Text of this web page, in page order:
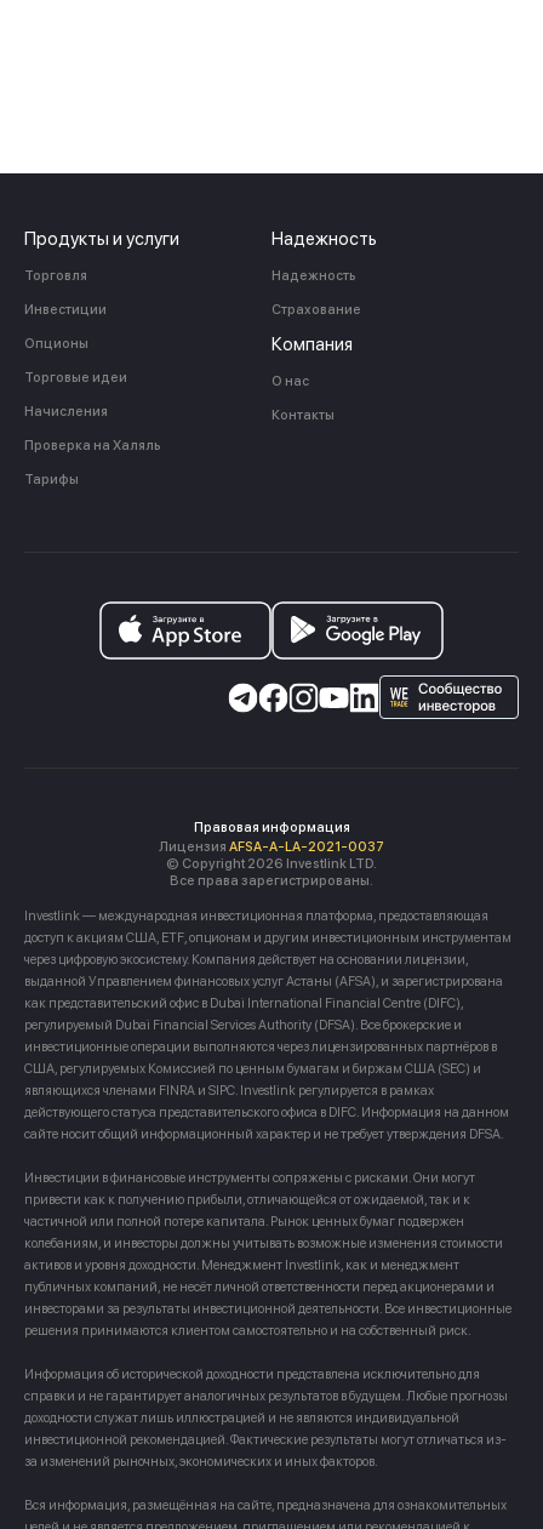
Продукты и услуги
Торговля
Инвестиции
Опционы
Торговые идеи
Начисления
Проверка на Халяль
Тарифы
Надежность
Надежность
Страхование
Компания
О нас
Контакты
Правовая информация
Лицензия AFSA-A-LA-2021-0037
© Copyright 2026 Investlink LTD.
Все права зарегистрированы.
Investlink — международная инвестиционная платформа, предоставляющая
доступ к акциям США, ETF, опционам и другим инвестиционным инструментам
через цифровую экосистему. Компания действует на основании лицензии,
выданной Управлением финансовых услуг Астаны (AFSA), и зарегистрирована
как представительский офис в Dubai International Financial Centre (DIFC),
регулируемый Dubai Financial Services Authority (DFSA). Все брокерские и
инвестиционные операции выполняются через лицензированных партнёров в
США, регулируемых Комиссией по ценным бумагам и биржам США (SEC) и
являющихся членами FINRA и SIPC. Investlink регулируется в рамках
действующего статуса представительского офиса в DIFC. Информация на данном
сайте носит общий информационный характер и не требует утверждения DFSA.
Инвестиции в финансовые инструменты сопряжены с рисками. Они могут
привести как к получению прибыли, отличающейся от ожидаемой, так и к
частичной или полной потере капитала. Рынок ценных бумаг подвержен
колебаниям, и инвесторы должны учитывать возможные изменения стоимости
активов и уровня доходности. Менеджмент Investlink, как и менеджмент
публичных компаний, не несёт личной ответственности перед акционерами и
инвесторами за результаты инвестиционной деятельности. Все инвестиционные
решения принимаются клиентом самостоятельно и на собственный риск.
Информация об исторической доходности представлена исключительно для
справки и не гарантирует аналогичных результатов в будущем. Любые прогнозы
доходности служат лишь иллюстрацией и не являются индивидуальной
инвестиционной рекомендацией. Фактические результаты могут отличаться из-
за изменений рыночных, экономических и иных факторов.
Вся информация, размещённая на сайте, предназначена для ознакомительных